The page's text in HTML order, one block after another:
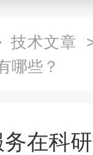
技术文章
哪些？
在科